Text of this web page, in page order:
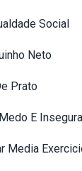
Social
Neto
Prato
E
Media